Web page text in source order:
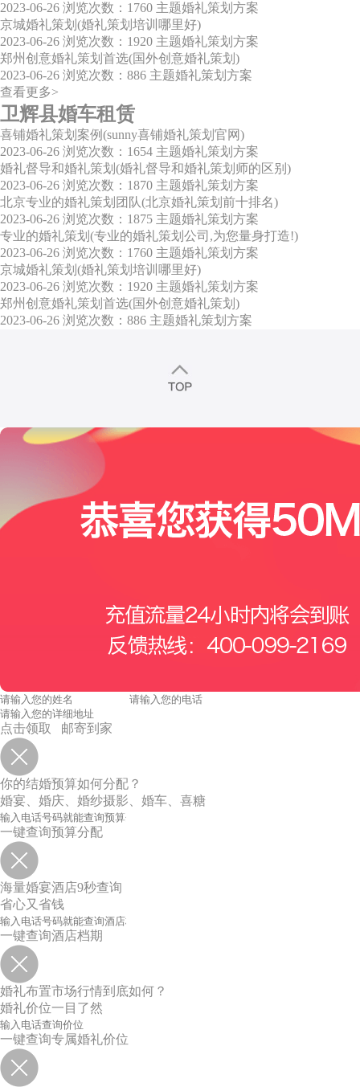
2023-06-26 浏览次数：1760 主题婚礼策划方案
京城婚礼策划(婚礼策划培训哪里好)
2023-06-26 浏览次数：1920 主题婚礼策划方案
郑州创意婚礼策划首选(国外创意婚礼策划)
2023-06-26 浏览次数：886 主题婚礼策划方案
查看更多>
卫辉县婚车租赁
喜铺婚礼策划案例(sunny喜铺婚礼策划官网)
2023-06-26 浏览次数：1654 主题婚礼策划方案
婚礼督导和婚礼策划(婚礼督导和婚礼策划师的区别)
2023-06-26 浏览次数：1870 主题婚礼策划方案
北京专业的婚礼策划团队(北京婚礼策划前十排名)
2023-06-26 浏览次数：1875 主题婚礼策划方案
专业的婚礼策划(专业的婚礼策划公司,为您量身打造!)
2023-06-26 浏览次数：1760 主题婚礼策划方案
京城婚礼策划(婚礼策划培训哪里好)
2023-06-26 浏览次数：1920 主题婚礼策划方案
郑州创意婚礼策划首选(国外创意婚礼策划)
2023-06-26 浏览次数：886 主题婚礼策划方案
点击领取 邮寄到家
你的结婚预算如何分配？
婚宴、婚庆、婚纱摄影、婚车、喜糖
一键查询预算分配
海量婚宴酒店9秒查询
省心又省钱
一键查询酒店档期
婚礼布置市场行情到底如何？
婚礼价位一目了然
一键查询专属婚礼价位